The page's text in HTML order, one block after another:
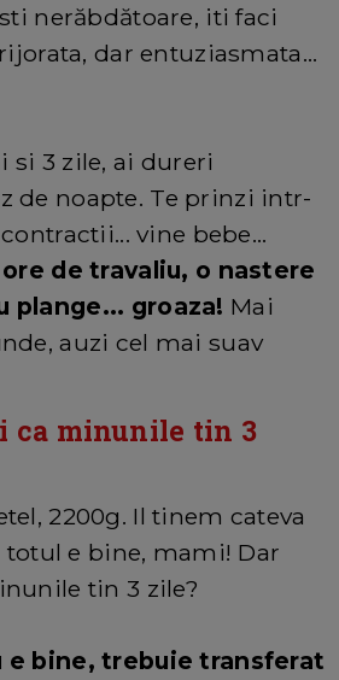
nerăbdătoare, iti faci
dar entuziasmata...
si 3 zile, ai dureri
de noapte. Te prinzi intr-
vine bebe...
de travaliu, o nastere
plange... groaza! Mai
auzi cel mai suav
ca minunile tin 3
2200g. Il tinem cateva
totul e bine, mami! Dar
tin 3 zile?
e bine, trebuie transferat